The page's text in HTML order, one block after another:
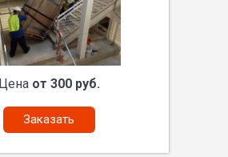
Цена от 300 руб.
Заказать